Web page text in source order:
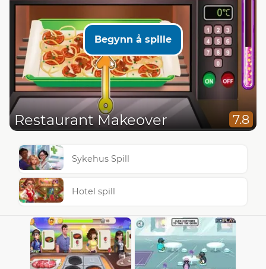
Begynn å spille
Restaurant Makeover 7.8
Sykehus Spill
Hotel spill